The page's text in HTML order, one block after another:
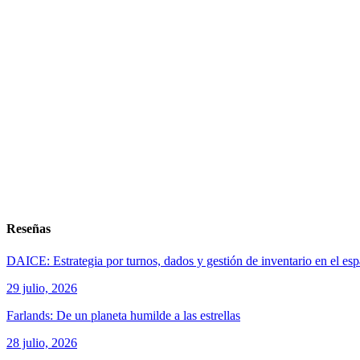
Reseñas
DAICE: Estrategia por turnos, dados y gestión de inventario en el
29 julio, 2026
Farlands: De un planeta humilde a las estrellas
28 julio, 2026